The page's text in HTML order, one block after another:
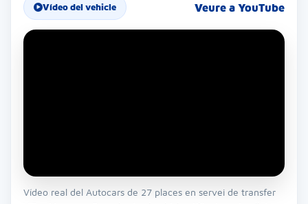
Vídeo del vehicle Veure a YouTube
Vídeo real del Autocars de 27 places en servei de transfer